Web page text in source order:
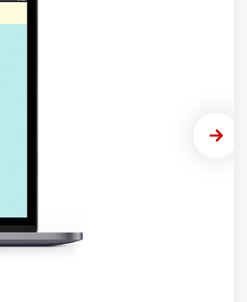
Next